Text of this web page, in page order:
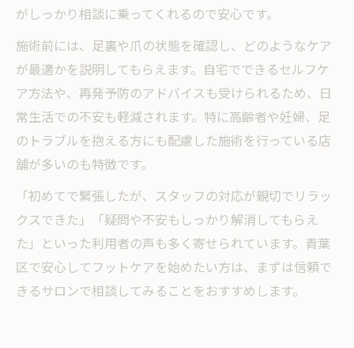
がしっかり相談に乗ってくれるので安心です。
施術前には、足裏や爪の状態を確認し、どのようなケア
が最適かを説明してもらえます。自宅でできるセルフケ
ア方法や、再発予防のアドバイスも受けられるため、日
常生活での不安も軽減されます。特に高齢者や妊婦、足
のトラブルを抱える方にも配慮した施術を行っている店
舗が多いのも特徴です。
「初めてで緊張したが、スタッフの対応が親切でリラッ
クスできた」「疑問や不安もしっかり解消してもらえ
た」といった利用者の声も多く寄せられています。青葉
区で安心してフットケアを始めたい方は、まずは信頼で
きるサロンで相談してみることをおすすめします。